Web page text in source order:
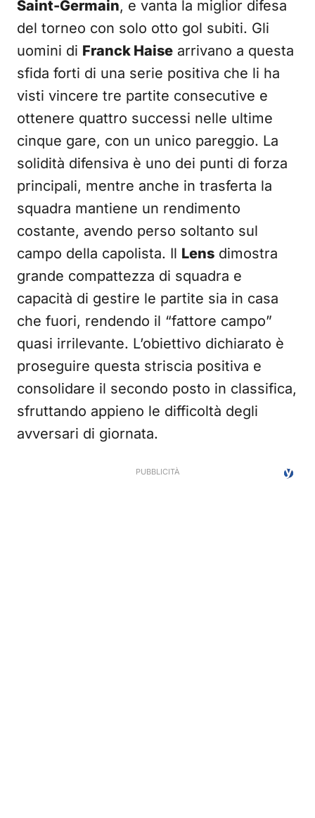
Saint-Germain, e vanta la miglior difesa
del torneo con solo otto gol subiti. Gli
uomini di Franck Haise arrivano a questa
sfida forti di una serie positiva che li ha
visti vincere tre partite consecutive e
ottenere quattro successi nelle ultime
cinque gare, con un unico pareggio. La
solidità difensiva è uno dei punti di forza
principali, mentre anche in trasferta la
squadra mantiene un rendimento
costante, avendo perso soltanto sul
campo della capolista. Il Lens dimostra
grande compattezza di squadra e
capacità di gestire le partite sia in casa
che fuori, rendendo il “fattore campo”
quasi irrilevante. L’obiettivo dichiarato è
proseguire questa striscia positiva e
consolidare il secondo posto in classifica,
sfruttando appieno le difficoltà degli
avversari di giornata.